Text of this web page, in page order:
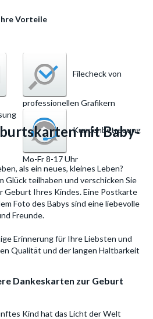
Vorteile
Filecheck von
professionellen Grafikern
Kundenbetreuung
Mo-Fr 8-17 Uhr
mit Baby-
als ein neues, kleines Leben?
Glück teilhaben und verschicken Sie
Geburt Ihres Kindes. Eine Postkarte
Foto des Babys sind eine liebevolle
Freunde.
Erinnerung für Ihre Liebsten und
Qualität und der langen Haltbarkeit
Dankeskarten zur Geburt
Kind hat das Licht der Welt